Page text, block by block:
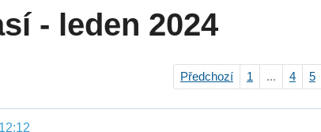
- leden 2024
Předchozí 1 ... 4 5